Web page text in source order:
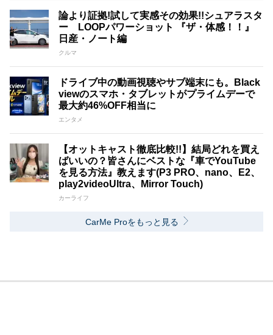
論より証拠!試して実感その効果!!シュアラスタ
ー LOOPパワーショット 『ザ・体感！！』
日産・ノート編
クルマ
ドライブ中の動画視聴やサブ端末にも。Black
viewのスマホ・タブレットがプライムデーで
最大約46%OFF相当に
エンタメ
【オットキャスト徹底比較!!】結局どれを買え
ばいいの？皆さんにベストな『車でYouTube
を見る方法』教えます(P3 PRO、nano、E2、
play2videoUltra、Mirror Touch)
カーライフ
CarMe Proをもっと見る